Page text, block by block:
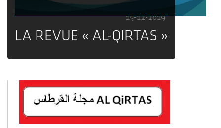
15-12-2019
LA REVUE « AL-QIRTAS »